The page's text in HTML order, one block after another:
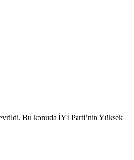
Bu konuda İYİ Parti’nin Yüksek